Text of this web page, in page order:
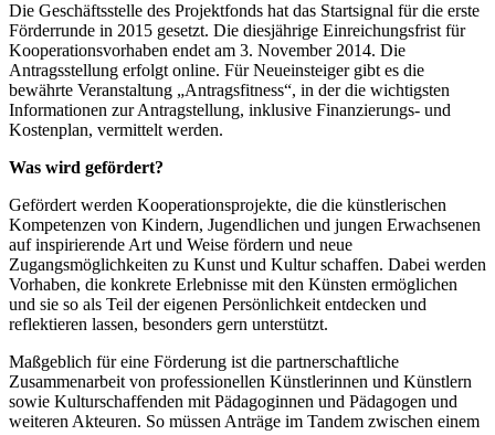
Die Geschäftsstelle des Projektfonds hat das Startsignal für die erste
Förderrunde in 2015 gesetzt. Die diesjährige Einreichungsfrist für
Kooperationsvorhaben endet am 3. November 2014. Die
Antragsstellung erfolgt online. Für Neueinsteiger gibt es die
bewährte Veranstaltung „Antragsfitness“, in der die wichtigsten
Informationen zur Antragstellung, inklusive Finanzierungs- und
Kostenplan, vermittelt werden.
Was wird gefördert?
Gefördert werden Kooperationsprojekte, die die künstlerischen
Kompetenzen von Kindern, Jugendlichen und jungen Erwachsenen
auf inspirierende Art und Weise fördern und neue
Zugangsmöglichkeiten zu Kunst und Kultur schaffen. Dabei werden
Vorhaben, die konkrete Erlebnisse mit den Künsten ermöglichen
und sie so als Teil der eigenen Persönlichkeit entdecken und
reflektieren lassen, besonders gern unterstützt.
Maßgeblich für eine Förderung ist die partnerschaftliche
Zusammenarbeit von professionellen Künstlerinnen und Künstlern
sowie Kulturschaffenden mit Pädagoginnen und Pädagogen und
weiteren Akteuren. So müssen Anträge im Tandem zwischen einem